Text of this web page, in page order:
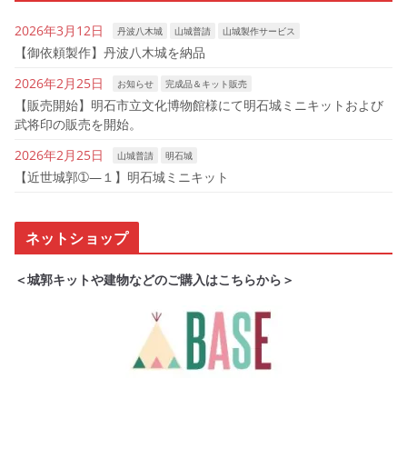
2026年3月12日 丹波八木城 山城普請 山城製作サービス
【御依頼製作】丹波八木城を納品
2026年2月25日
お知らせ 完成品＆キット販売
【販売開始】明石市立文化博物館様にて明石城ミニキットおよび
武将印の販売を開始。
2026年2月25日
山城普請 明石城
【近世城郭➀―１】明石城ミニキット
ネットショップ
＜城郭キットや建物などのご購入はこちらから＞